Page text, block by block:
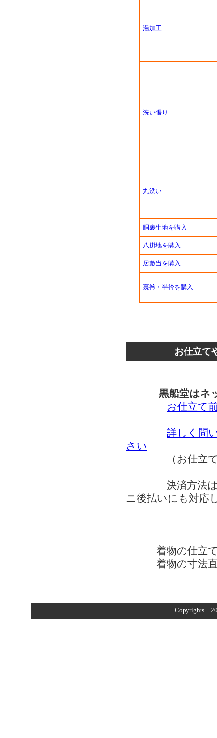
湯加工
洗い張り
丸洗い
胴裏生地を購入
八掛地を購入
居敷当を購入
裏衿・半衿を購入
お仕立て
黒船堂はネット
お仕立て
詳しく問
さい
（お仕立て時
決済方法は銀
ニ後払いにも対応
着物の仕立てと
着物の寸法直し
Copyrights